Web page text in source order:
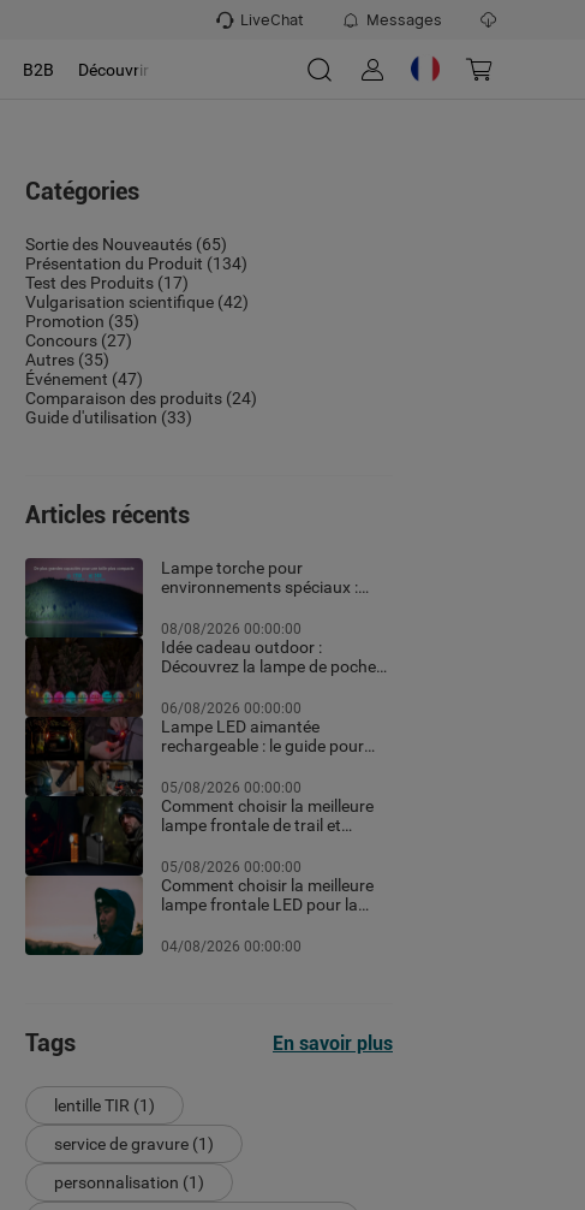
LiveChat Messages
B2B Découvrir
Catégories
Sortie des Nouveautés (65)
Présentation du Produit (134)
Test des Produits (17)
Vulgarisation scientifique (42)
Promotion (35)
Concours (27)
Autres (35)
Événement (47)
Comparaison des produits (24)
Guide d'utilisation (33)
Articles récents
Lampe torche pour
environnements spéciaux :
professionnels extrêmes
08/08/2026 00:00:00
Idée cadeau outdoor :
Découvrez la lampe de poche
équipements high-tech pour
Noël
06/08/2026 00:00:00
Lampe LED aimantée
rechargeable : le guide pour
05/08/2026 00:00:00
Comment choisir la meilleure
lampe frontale de trail et
nuit
05/08/2026 00:00:00
Comment choisir la meilleure
lampe frontale LED pour la
04/08/2026 00:00:00
Tags En savoir plus
lentille TIR (1)
service de gravure (1)
personnalisation (1)